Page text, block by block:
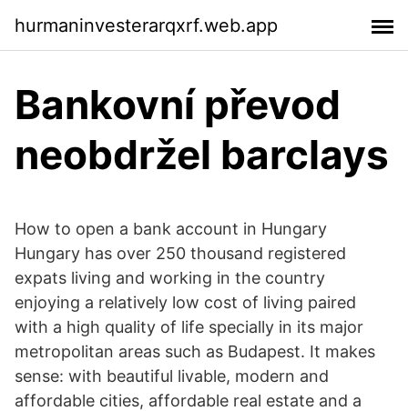
hurmaninvesterarqxrf.web.app
Bankovní převod
neobdržel barclays
How to open a bank account in Hungary
Hungary has over 250 thousand registered
expats living and working in the country
enjoying a relatively low cost of living paired
with a high quality of life specially in its major
metropolitan areas such as Budapest. It makes
sense: with beautiful livable, modern and
affordable cities, affordable real estate and a